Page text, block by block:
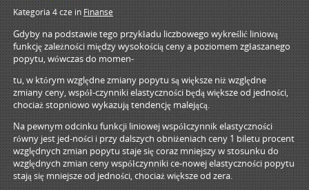
Kategoria 4 czeinFinanse
Gdyby na podstawie tego przykładu liczbowego wykreślić liniową
funkcję zależności między wysokością ceny a poziomem zgłaszanego
popytu, wówczas do momen-
tu, w którym względne zmiany popytu są większe niż względne
zmiany ceny, współ-czynniki elastyczności będą większe od jedności,
chociaż stopniowo wykazują tendencję malejącą.
Na pewnym odcinku funkcji liniowej współczynnik elastyczności
równy jest jed-ności i przy dalszych obniżeniach ceny 1 biletu procent
względnych zmian popytu staje się coraz mniejszy w stosunku do
względnych zmian ceny współczynniki ce-nowej elastyczności popytu
stają się mniejsze od jedności, chociaż większe od zera.